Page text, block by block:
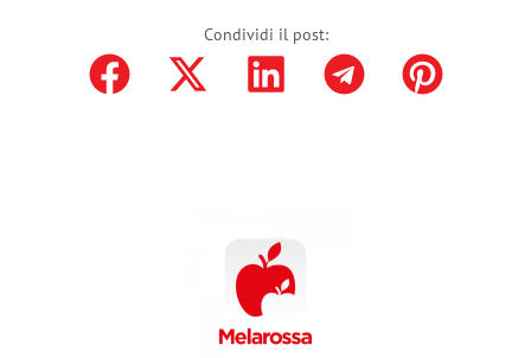
Condividi il post: